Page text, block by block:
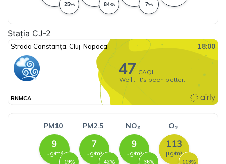
Stația CJ-2